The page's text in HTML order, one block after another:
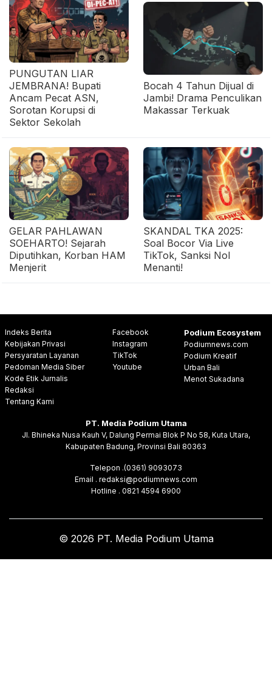
PUNGUTAN LIAR
JEMBRANA! Bupati
Ancam Pecat ASN,
Sorotan Korupsi di
Sektor Sekolah
Bocah 4 Tahun Dijual di
Jambi! Drama Penculikan
Makassar Terkuak
GELAR PAHLAWAN
SOEHARTO! Sejarah
Diputihkan, Korban HAM
Menjerit
SKANDAL TKA 2025:
Soal Bocor Via Live
TikTok, Sanksi Nol
Menanti!
Indeks Berita
Kebijakan Privasi
Persyaratan Layanan
Pedoman Media Siber
Kode Etik Jurnalis
Redaksi
Tentang Kami
Facebook
Instagram
TikTok
Youtube
Podium Ecosystem
Podiumnews.com
Podium Kreatif
Urban Bali
Menot Sukadana
PT. Media Podium Utama
Jl. Bhineka Nusa Kauh V, Dalung Permai Blok P No 58, Kuta Utara,
Kabupaten Badung, Provinsi Bali 80363
Telepon .(0361) 9093073
Email . redaksi@podiumnews.com
Hotline . 0821 4594 6900
© 2026 PT. Media Podium Utama